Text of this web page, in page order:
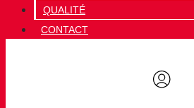
QUALITÉ
CONTACT